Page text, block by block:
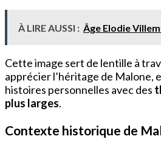
À LIRE AUSSI : Âge Elodie
Cette image sert de lentille à
apprécier l’héritage de Malone,
histoires personnelles avec des
plus larges.
Contexte historique de